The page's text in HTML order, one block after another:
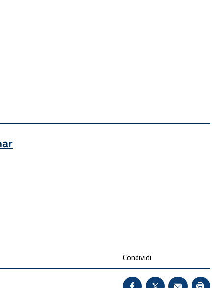
nuova finestra
Condividi